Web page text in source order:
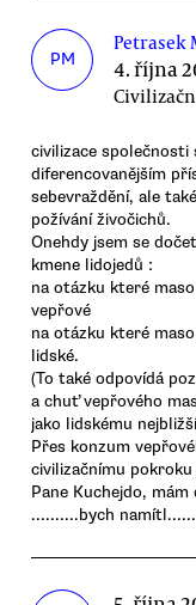
PM
Petrasek
4. října
civilizace společnosti
diferencovanějším
sebevraždění, ale
požívání živočichů.
Onehdy jsem se
kmene lidojedů :
na otázku které
vepřové
na otázku které
lidské.
(To také odpovídá
a chuť vepřového
jako lidskému
Přes konzum
civilizačnímu
Pane Kuchejdo,
..........bych